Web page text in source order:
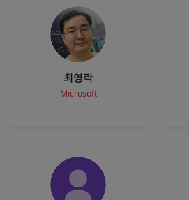
최영락
Microsoft